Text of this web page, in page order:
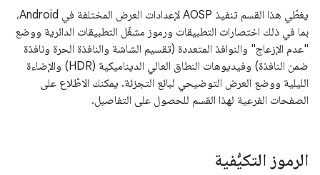
يغطّي هذا القسم تنفيذ AOSP لإعدادات العرض المختلفة في Android،
بما في ذلك اختصارات التطبيقات ورموز مشغّل التطبيقات الدائرية ووضع
"عدم الإزعاج" والنوافذ المتعددة (تقسيم الشاشة والنافذة الحرة ونافذة
ضمن النافذة) وفيديوهات النطاق العالي الديناميكية (HDR) والإضاءة
الليلية ووضع العرض التوضيحي لبائع التجزئة. يمكنك الاطّلاع على
الصفحات الفرعية لهذا القسم للحصول على التفاصيل.
الرموز التكيُّفية